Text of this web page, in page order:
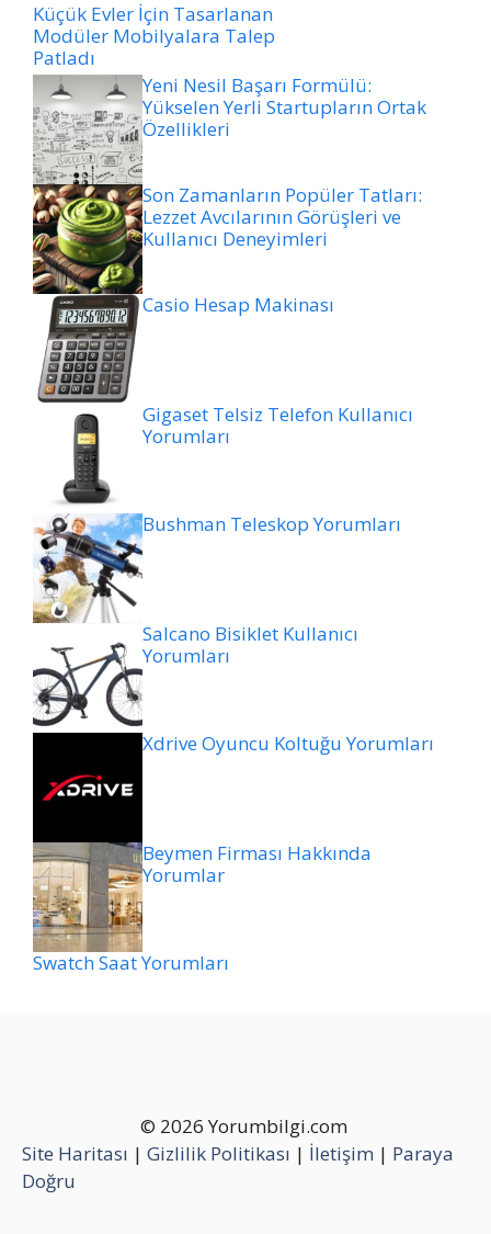
Küçük Evler İçin Tasarlanan
Modüler Mobilyalara Talep
Patladı
Yeni Nesil Başarı Formülü:
Yükselen Yerli Startupların Ortak
Özellikleri
Son Zamanların Popüler Tatları:
Lezzet Avcılarının Görüşleri ve
Kullanıcı Deneyimleri
Casio Hesap Makinası
Gigaset Telsiz Telefon Kullanıcı
Yorumları
Bushman Teleskop Yorumları
Salcano Bisiklet Kullanıcı
Yorumları
Xdrive Oyuncu Koltuğu Yorumları
Beymen Firması Hakkında
Yorumlar
Swatch Saat Yorumları
© 2026 Yorumbilgi.com
Site Haritası | Gizlilik Politikası | İletişim | Paraya
Doğru